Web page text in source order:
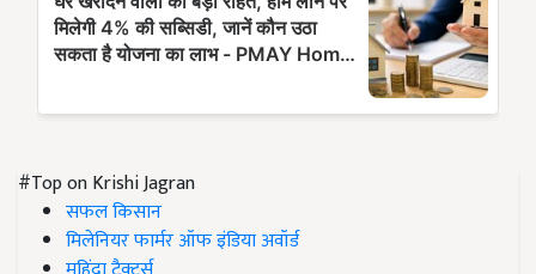
#Top on Krishi Jagran
सफल किसान
मिलेनियर फार्मर ऑफ इंडिया अवॉर्ड